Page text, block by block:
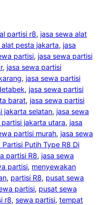
partisi r8, jasa sewa alat
alat pesta jakarta, jasa
partisi, jasa sewa partisi
, jasa sewa partisi
, jasa sewa partisi
, jasa sewa partisi
barat, jasa sewa partisi
jakarta selatan, jasa sewa
partisi jakarta utara, jasa
partisi murah, jasa sewa
Putih Type R8 Di
partisi R8, jasa sewa
partisi, menyewakan
, partisi R8, pusat sewa
partisi, pusat sewa
r8, sewa partisi, tempat